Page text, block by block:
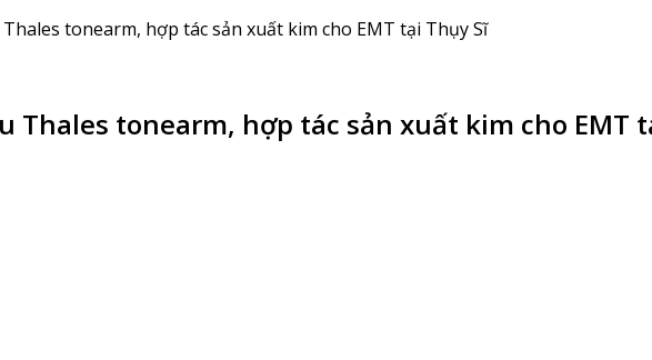
tonearm, hợp tác sản xuất kim cho EMT tại Thụy Sĩ
Thales tonearm, hợp tác sản xuất kim cho EMT